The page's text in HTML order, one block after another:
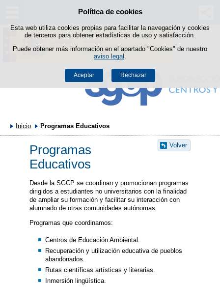
Política de cookies
Esta web utiliza cookies propias para facilitar la navegación y cookies
de terceros para obtener estadísticas de uso y satisfacción.
Puede obtener más información en el apartado "Cookies" de nuestro
aviso legal
Aceptar Rechazar
Saltar al contenido
Inicio Programas Educativos
Volver
Programas
Educativos
Desde la SGCP se coordinan y promocionan programas
dirigidos a estudiantes no universitarios con la finalidad
de ampliar su formación y facilitar su interacción con
alumnado de otras comunidades autónomas.
Programas que coordinamos:
Centros de Educación Ambiental.
Recuperación y utilización educativa de pueblos
abandonados.
Rutas científicas artísticas y literarias.
Inmersión lingüística.